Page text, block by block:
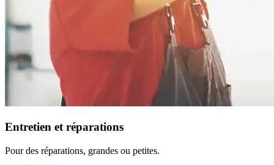
Entretien et réparations
Pour des réparations, grandes ou petites.